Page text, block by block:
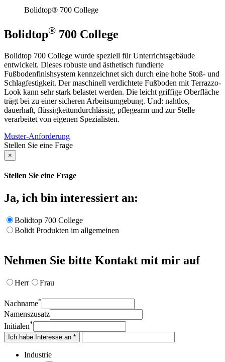
Bolidtop® 700 College
Bolidtop® 700 College
Bolidtop 700 College wurde speziell für Unterrichtsgebäude
entwickelt. Dieses robuste und ästhetisch fundierte
Fußbodenfinishsystem kennzeichnet sich durch eine hohe Stoß- und
Schlagfestigkeit. Der maschinell verdichtete Fußboden mit Terrazzo-
Look kann sehr stark belastet werden. Die leicht griffige Oberfläche
trägt bei zu einer sicheren Arbeitsumgebung. Und: nahtlos,
dauerhaft, flüssigkeitundurchlässig, pflegearm und zur Stelle
verarbeitet von eigenen Spezialisten.
Muster-Anforderung
Stellen Sie eine Frage
×
Stellen Sie eine Frage
Ja, ich bin interessiert an:
Bolidtop 700 College
Bolidt Produkten im allgemeinen
Nehmen Sie bitte Kontakt mit mir auf
Herr Frau
Nachname*
Namenszusatz
Initialen*
Ich habe Interesse an *
Industrie